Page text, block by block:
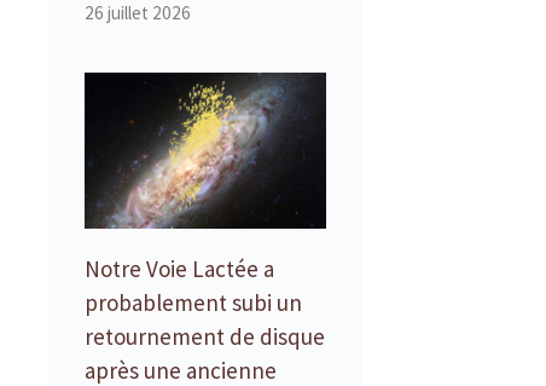
26 juillet 2026
Notre Voie Lactée a
probablement subi un
retournement de disque
après une ancienne